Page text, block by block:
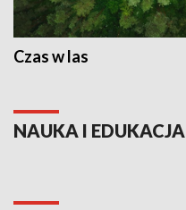
Czas w las
NAUKA I EDUKACJA